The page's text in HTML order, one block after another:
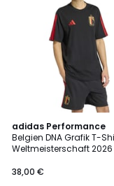
adidas Performance
Belgien DNA Grafik T-
Weltmeisterschaft 2026
38,00 €